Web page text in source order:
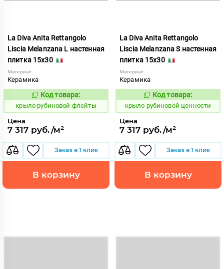
La Diva Anita Rettangolo
Liscia Melanzana L настенная
плитка 15x30
Материал:
Керамика
838116
Код товара:
крыло рубиновой флейты
Цена
7 317 руб./м²
Заказ в 1 клик
В корзину
La Diva Anita Rettangolo
Liscia Melanzana S настенная
плитка 15x30
Материал:
Керамика
838117
Код товара:
крыло рубиновой ценности
Цена
7 317 руб./м²
Заказ в 1 клик
В корзину